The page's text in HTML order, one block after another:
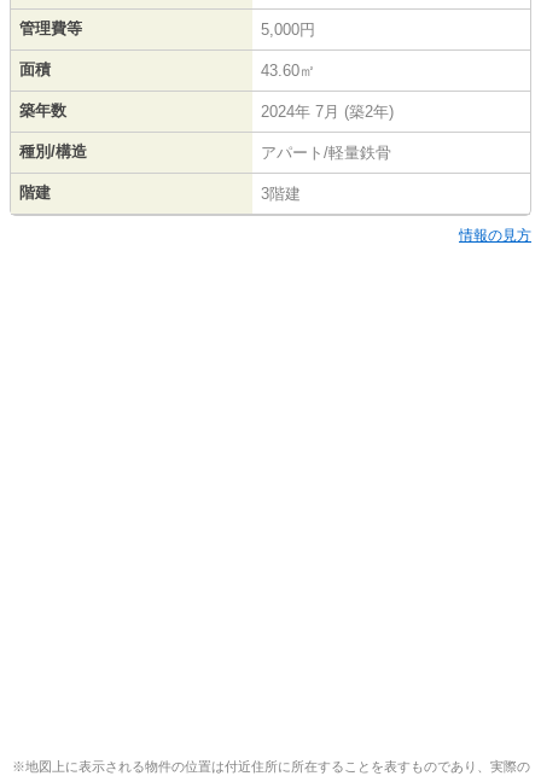
管理費等 5,000円
面積 43.60㎡
築年数 2024年 7月 (築2年)
種別/構造 アパート/軽量鉄骨
階建 3階建
情報の見方
※地図上に表示される物件の位置は付近住所に所在することを表すものであり、実際の